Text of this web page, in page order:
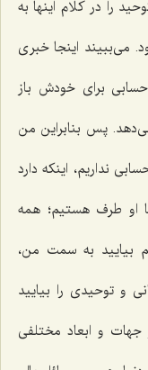
را در كلام اینها به
می‌ببیند اینجا خبری
برای خودش باز
پس بنابراین من
نداریم، اینكه دارد
او طرف هستیم؛ همه
بیایید به سمت من،
و توحیدی را بیایید
و ابعاد مختلفی